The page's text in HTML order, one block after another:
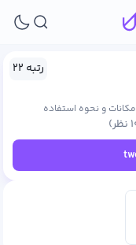
رتبه ۲۲
و نحوه استفاده